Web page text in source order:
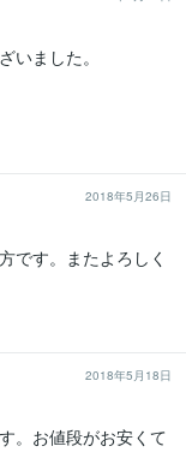
いました。
2018年5月26日
です。またよろしく
2018年5月18日
。お値段がお安くて